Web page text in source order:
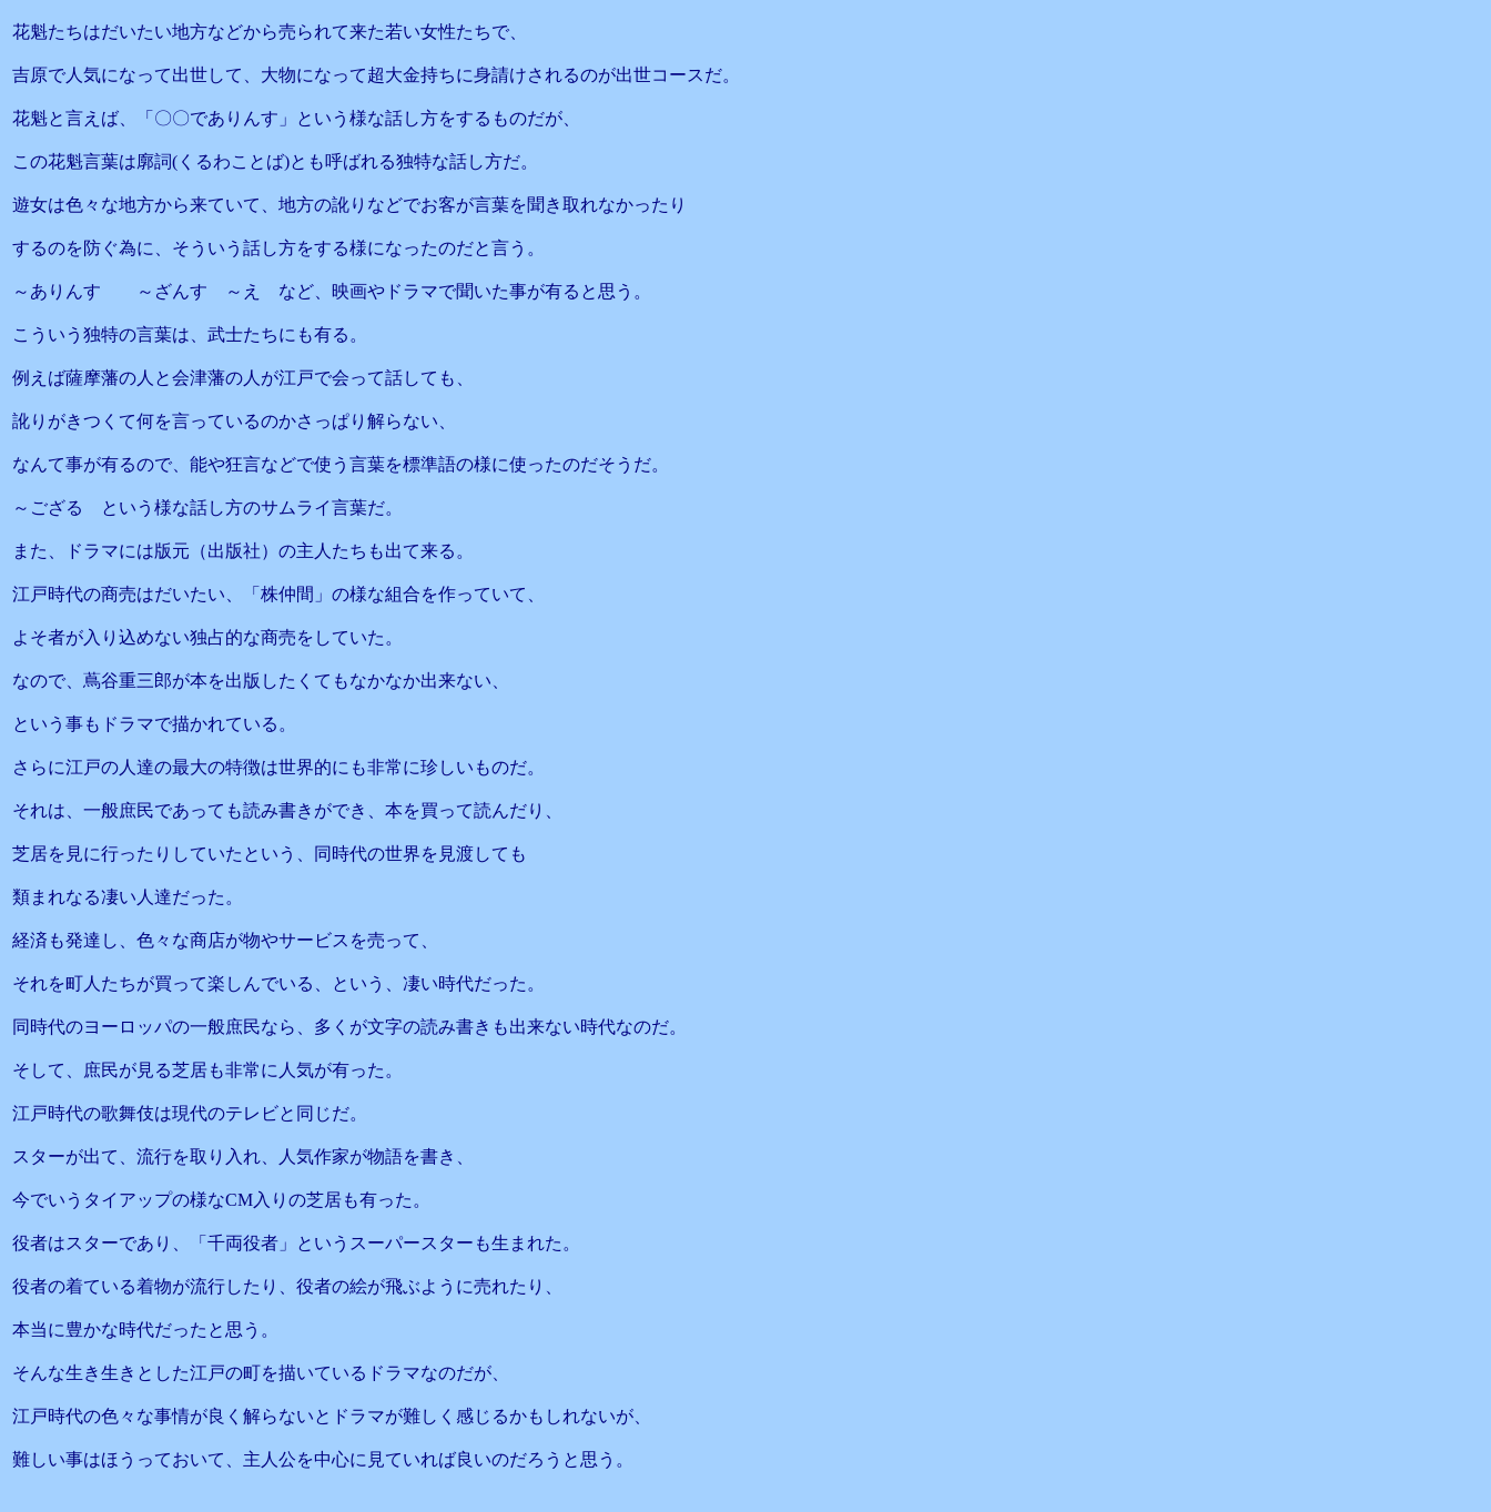
花魁たちはだいたい地方などから売られて来た若い女性たちで、
吉原で人気になって出世して、大物になって超大金持ちに身請けされるのが出世コースだ。
花魁と言えば、「〇〇でありんす」という様な話し方をするものだが、
この花魁言葉は廓詞(くるわことば)とも呼ばれる独特な話し方だ。
遊女は色々な地方から来ていて、地方の訛りなどでお客が言葉を聞き取れなかったり
するのを防ぐ為に、そういう話し方をする様になったのだと言う。
～ありんす ～ざんす ～え など、映画やドラマで聞いた事が有ると思う。
こういう独特の言葉は、武士たちにも有る。
例えば薩摩藩の人と会津藩の人が江戸で会って話しても、
訛りがきつくて何を言っているのかさっぱり解らない、
なんて事が有るので、能や狂言などで使う言葉を標準語の様に使ったのだそうだ。
～ござる という様な話し方のサムライ言葉だ。
また、ドラマには版元（出版社）の主人たちも出て来る。
江戸時代の商売はだいたい、「株仲間」の様な組合を作っていて、
よそ者が入り込めない独占的な商売をしていた。
なので、蔦谷重三郎が本を出版したくてもなかなか出来ない、
という事もドラマで描かれている。
さらに江戸の人達の最大の特徴は世界的にも非常に珍しいものだ。
それは、一般庶民であっても読み書きができ、本を買って読んだり、
芝居を見に行ったりしていたという、同時代の世界を見渡しても
類まれなる凄い人達だった。
経済も発達し、色々な商店が物やサービスを売って、
それを町人たちが買って楽しんでいる、という、凄い時代だった。
同時代のヨーロッパの一般庶民なら、多くが文字の読み書きも出来ない時代なのだ。
そして、庶民が見る芝居も非常に人気が有った。
江戸時代の歌舞伎は現代のテレビと同じだ。
スターが出て、流行を取り入れ、人気作家が物語を書き、
今でいうタイアップの様なCM入りの芝居も有った。
役者はスターであり、「千両役者」というスーパースターも生まれた。
役者の着ている着物が流行したり、役者の絵が飛ぶように売れたり、
本当に豊かな時代だったと思う。
そんな生き生きとした江戸の町を描いているドラマなのだが、
江戸時代の色々な事情が良く解らないとドラマが難しく感じるかもしれないが、
難しい事はほうっておいて、主人公を中心に見ていれば良いのだろうと思う。